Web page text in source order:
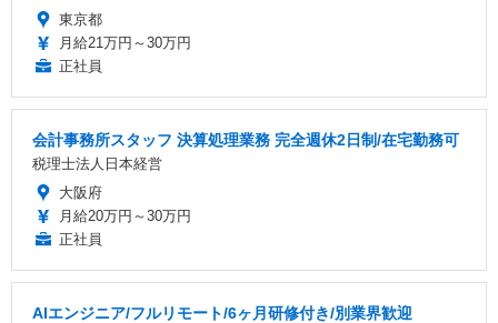
東京都
月給21万円～30万円
正社員
会計事務所スタッフ 決算処理業務 完全週休2日制/在宅勤務可
税理士法人日本経営
大阪府
月給20万円～30万円
正社員
AIエンジニア/フルリモート/6ヶ月研修付き/別業界歓迎